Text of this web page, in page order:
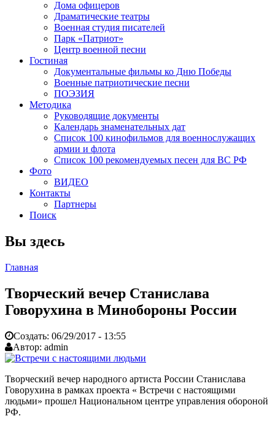
Дома офицеров
Драматические театры
Военная студия писателей
Парк «Патриот»
Центр военной песни
Гостиная
Документальные фильмы ко Дню Победы
Военные патриотические песни
ПОЭЗИЯ
Методика
Руководящие документы
Календарь знаменательных дат
Список 100 кинофильмов для военнослужащих
армии и флота
Список 100 рекомендуемых песен для ВС РФ
Фото
ВИДЕО
Контакты
Партнеры
Поиск
Вы здесь
Главная
Творческий вечер Станислава
Говорухина в Минобороны России
Создать: 06/29/2017 - 13:55
Автор: admin
Творческий вечер народного артиста России Станислава
Говорухина в рамках проекта « Встречи с настоящими
людьми» прошел Национальном центре управления обороной
РФ.